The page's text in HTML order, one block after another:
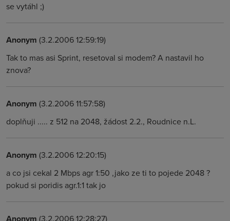
se vytáhl ;)
Anonym (3.2.2006 12:59:19)
Tak to mas asi Sprint, resetoval si modem? A nastavil ho
znova?
Anonym (3.2.2006 11:57:58)
doplňuji ..... z 512 na 2048, žádost 2.2., Roudnice n.L.
Anonym (3.2.2006 12:20:15)
a co jsi cekal 2 Mbps agr 1:50 ,jako ze ti to pojede 2048 ?
pokud si poridis agr.1:1 tak jo
(3.2.2006 12:28:27)